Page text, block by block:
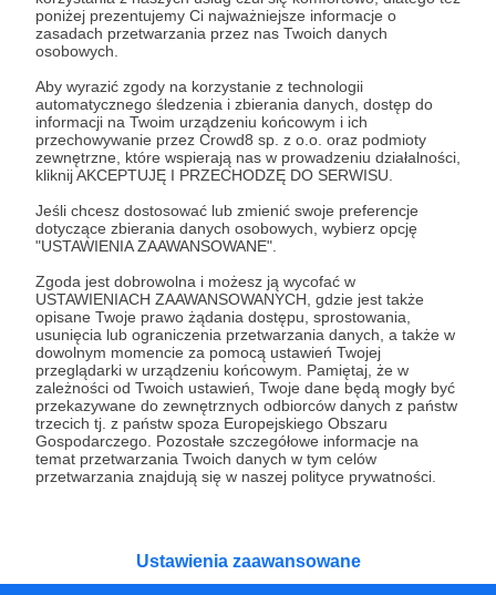
poniżej prezentujemy Ci najważniejsze informacje o
zasadach przetwarzania przez nas Twoich danych
osobowych.
Aby wyrazić zgody na korzystanie z technologii
automatycznego śledzenia i zbierania danych, dostęp do
informacji na Twoim urządzeniu końcowym i ich
przechowywanie przez Crowd8 sp. z o.o. oraz podmioty
zewnętrzne, które wspierają nas w prowadzeniu działalności,
kliknij AKCEPTUJĘ I PRZECHODZĘ DO SERWISU.
Jeśli chcesz dostosować lub zmienić swoje preferencje
dotyczące zbierania danych osobowych, wybierz opcję
"USTAWIENIA ZAAWANSOWANE".
Zgoda jest dobrowolna i możesz ją wycofać w
USTAWIENIACH ZAAWANSOWANYCH, gdzie jest także
opisane Twoje prawo żądania dostępu, sprostowania,
usunięcia lub ograniczenia przetwarzania danych, a także w
dowolnym momencie za pomocą ustawień Twojej
przeglądarki w urządzeniu końcowym. Pamiętaj, że w
zależności od Twoich ustawień, Twoje dane będą mogły być
przekazywane do zewnętrznych odbiorców danych z państw
trzecich tj. z państw spoza Europejskiego Obszaru
Gospodarczego. Pozostałe szczegółowe informacje na
temat przetwarzania Twoich danych w tym celów
przetwarzania znajdują się w naszej polityce prywatności.
Ustawienia zaawansowane
Aby zobaczyć ten materiał musisz być zalogowany
Zostań Patronem
Zaloguj się
Karolina Korwin Piotrowska
Zobacz profil autora